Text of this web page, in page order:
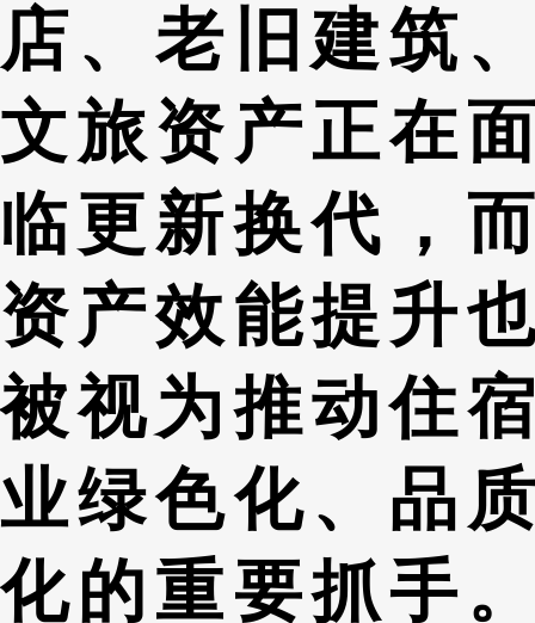
店、老旧建筑、
文旅资产正在面
临更新换代，而
资产效能提升也
被视为推动住宿
业绿色化、品质
化的重要抓手。